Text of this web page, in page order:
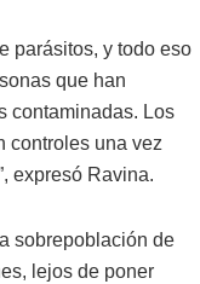
parásitos, y todo eso
que han
contaminadas. Los
controles una vez
expresó Ravina.
sobrepoblación de
lejos de poner